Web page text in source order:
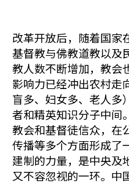
改革开放后，随着国家
基督教与佛教道教以及
教人数不断增加，教会
影响力已经冲出农村走
盲多、妇女多、老人多
者和精英知识分子中间
教会和基督徒信众，在
传播等多个方面形成
建制的力量，是中央及
又不容忽视的一环。中